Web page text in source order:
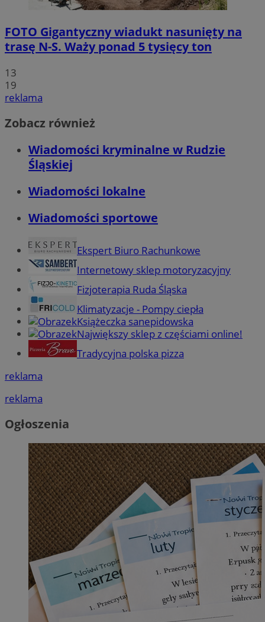
FOTO Gigantyczny wiadukt nasunięty na
trasę N-S. Waży ponad 5 tysięcy ton
13
19
reklama
Zobacz również
Wiadomości kryminalne w Rudzie
Śląskiej
Wiadomości lokalne
Wiadomości sportowe
Ekspert Biuro Rachunkowe
Internetowy sklep motoryzacyjny
Fizjoterapia Ruda Śląska
Klimatyzacje - Pompy ciepła
Książeczka sanepidowska
Największy sklep z częściami online!
Tradycyjna polska pizza
reklama
reklama
Ogłoszenia